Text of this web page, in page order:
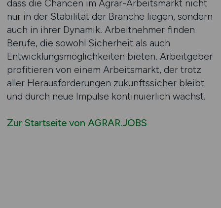
dass die Chancen im Agrar-Arbeitsmarkt nicht
nur in der Stabilität der Branche liegen, sondern
auch in ihrer Dynamik. Arbeitnehmer finden
Berufe, die sowohl Sicherheit als auch
Entwicklungsmöglichkeiten bieten. Arbeitgeber
profitieren von einem Arbeitsmarkt, der trotz
aller Herausforderungen zukunftssicher bleibt
und durch neue Impulse kontinuierlich wächst.
Zur Startseite von AGRAR.JOBS